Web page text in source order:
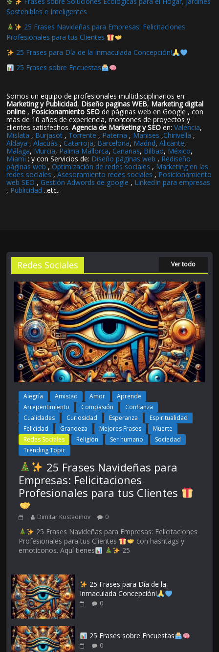
Sostenibles e Inteligentes
25 Frases Navideñas para Empresas: Felicitaciones
Profesionales para tus Clientes
25 Frases para Día de la Inmaculada Concepción!
25 Frases sobre Encuestas
Somos un equipo de profesionales multidisciplinarios en:
Marketing y Publicidad, Diseño paginas WEB, Marketing digital
online , Posicionamiento SEO de páginas web en Google , con
más de 10 años de experiencia, montones de proyectos y
clientes satisfechos.Agencia de Marketing y SEO en:Valencia,
Mislata , Burjasot , Torrente , Paterna , Manises ,Chirivella ,
Aldaya ,Alacuás , Catarroja, Barcelona, Madrid,Alicante,
Málaga, Murcia, Palma Mallorca, Canarias, Bilbao, México,
Miami : y con Servicios de: Diseño páginas web , Rediseño
páginas web , Optimización de redes sociales , Marketing en las
redes sociales ,Asesoramiento redes sociales , Posicionamiento
web SEO , Gestión Adwords de google , LinkedIn para empresas
, Publicidad ..etc..
Redes Sociales Ver todo
Alegría Amistad Amor
Aprende
Arrepentimiento
Compasión
Confianza
Cualidades
Curiosidad Esperanza
Espiritualidad
Felicidad
Grandeza Mejores Frases
Muerte
Redes Sociales
Religión Ser humano
Sociedad
Trending Topic
25 Frases Navideñas para
Empresas: Felicitaciones
Profesionales para tus Clientes
Dimitar Kostadinov 0
25 Frases Navideñas para Empresas: Felicitaciones
Profesionales para tus Clientes
con hashtags y
emoticonos. Aquí tienes
25
25 Frases para Día de la
Inmaculada Concepción!
0
25 Frases sobre Encuestas
0